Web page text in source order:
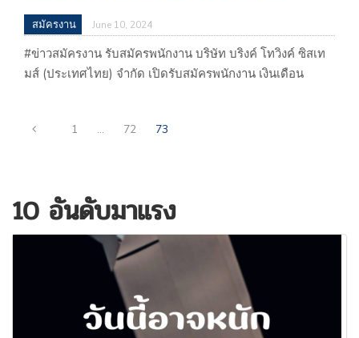
สมัครงาน June 10, 2024
#ข่าวสมัครงาน รับสมัครพนักงาน บริษัท บริงค์ โทวิงค์ ซิสเท
มส์ (ประเทศไทย) จำกัด เปิดรับสมัครพนักงาน เงินเดือน
(ประเทศไทย) จำกัด เปิดรับสมัครพนักงาน เงินเดือน 10830
1 … 72 73
10 อันดับมาแรง